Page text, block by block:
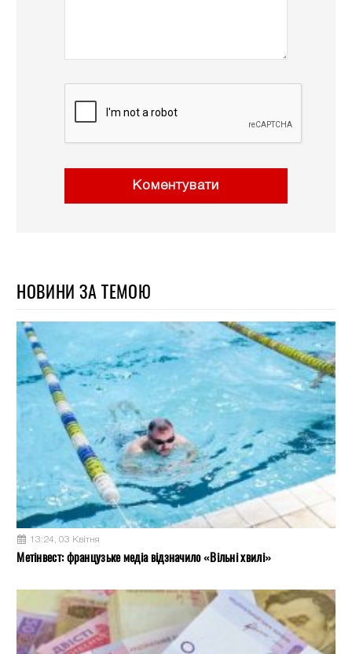
Коментувати
НОВИНИ ЗА ТЕМОЮ
13:24, 03 Квітня
Метінвест: французьке медіа відзначило «Вільні хвилі»